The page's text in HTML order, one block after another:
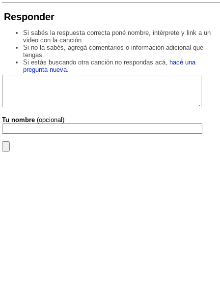
Responder
Si sabés la respuesta correcta poné nombre, intérprete y link a un
video con la canción.
Si no la sabés, agregá comentarios o información adicional que
tengas.
Si estás buscando otra canción no respondas acá, hacé una
pregunta nueva.
Tu nombre (opcional)